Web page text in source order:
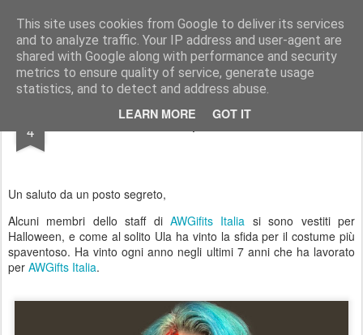
This site uses cookies from Google to deliver its services
and to analyze traffic. Your IP address and user-agent are
shared with Google along with performance and security
metrics to ensure quality of service, generate usage
statistics, and to detect and address abuse.
LEARN MORE GOT IT
AWGifts Italia
Home
4 Sorpresa!
Un saluto da un posto segreto,
Alcuni membri dello staff di AWGifits Italia si sono vestiti per
Halloween, e come al solito Ula ha vinto la sfida per il costume più
spaventoso. Ha vinto ogni anno negli ultimi 7 anni che ha lavorato
per AWGifts Italia.